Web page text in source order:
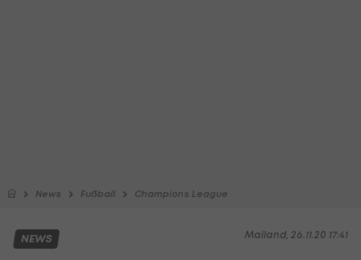
News Fußball Champions League
Mailand, 26.11.20 17:41
NEWS